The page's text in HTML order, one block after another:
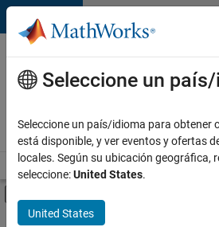
Saltar al contenido
Ofertas
de
empleo
MathWorks
Visión general Búsqueda de empleo
Contenido principal
FILTRADO POR
Seleccione un
Seleccione un país/idioma para obtener
está disponible, y ver eventos y ofertas
locales. Según su ubicación geográfica,
seleccione:United States.
United States